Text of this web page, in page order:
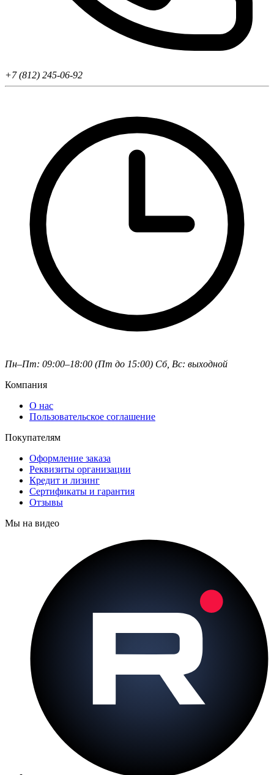
+7 (812) 245-06-92
Пн–Пт: 09:00–18:00 (Пт до 15:00) Сб, Вс: выходной
Компания
О нас
Пользовательское соглашение
Покупателям
Оформление заказа
Реквизиты организации
Кредит и лизинг
Сертификаты и гарантия
Отзывы
Мы на видео